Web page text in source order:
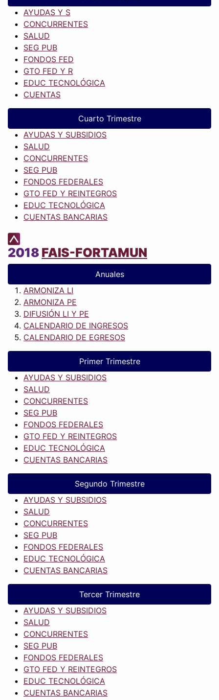
AYUDAS Y S
CONCURRENTES
SALUD
SEG PUB
FONDOS FED
GTO FED Y R
EDUC TECNOLÓGICA
CUENTAS
Cuarto Trimestre
AYUDAS Y SUBSIDIOS
SALUD
CONCURRENTES
SEG PUB
FONDOS FEDERALES
GTO FED Y REINTEGROS
EDUC TECNOLÓGICA
CUENTAS BANCARIAS
2018 FAIS-FORTAMUN
Anuales
ARMONIZA LI
ARMONIZA PE
DIFUSIÓN LI Y PE
CALENDARIO DE INGRESOS
CALENDARIO DE EGRESOS
Primer Trimestre
AYUDAS Y SUBSIDIOS
SALUD
CONCURRENTES
SEG PUB
FONDOS FEDERALES
GTO FED Y REINTEGROS
EDUC TECNOLÓGICA
CUENTAS BANCARIAS
Segundo Trimestre
AYUDAS Y SUBSIDIOS
SALUD
CONCURRENTES
SEG PUB
FONDOS FEDERALES
EDUC TECNOLÓGICA
CUENTAS BANCARIAS
Tercer Trimestre
AYUDAS Y SUBSIDIOS
SALUD
CONCURRENTES
SEG PUB
FONDOS FEDERALES
GTO FED Y REINTEGROS
EDUC TECNOLÓGICA
CUENTAS BANCARIAS